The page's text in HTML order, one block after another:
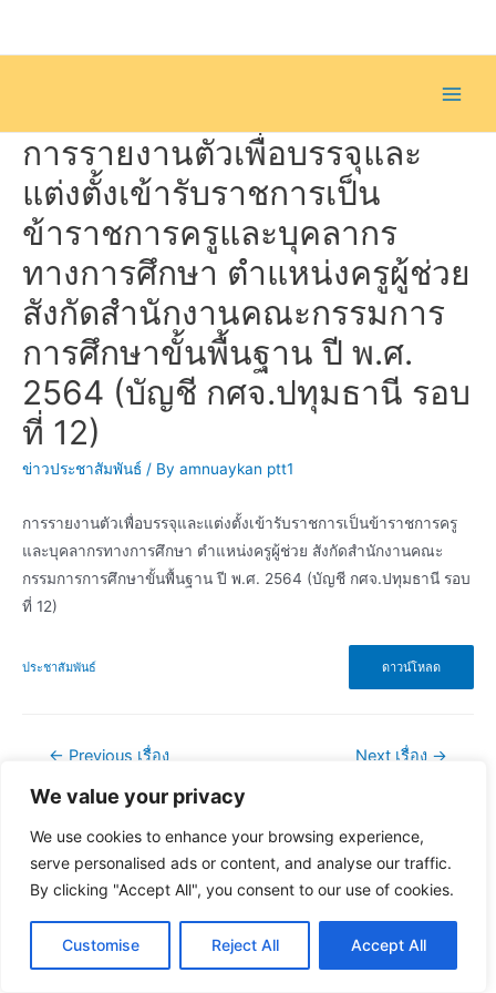
We value your privacy
We use cookies to enhance your browsing experience,
serve personalised ads or content, and analyse our traffic.
By clicking "Accept All", you consent to our use of cookies.
Customise Reject All Accept All
การรายงานตัวเพื่อบรรจุและ
แต่งตั้งเข้ารับราชการเป็น
ข้าราชการครูและบุคลากร
ทางการศึกษา ตำแหน่งครูผู้ช่วย
สังกัดสำนักงานคณะกรรมการ
การศึกษาขั้นพื้นฐาน ปี พ.ศ.
2564 (บัญชี กศจ.ปทุมธานี รอบ
ที่ 12)
ข่าวประชาสัมพันธ์ / By amnuaykan ptt1
การรายงานตัวเพื่อบรรจุและแต่งตั้งเข้ารับราชการเป็นข้าราชการครู
และบุคลากรทางการศึกษา ตำแหน่งครูผู้ช่วย สังกัดสำนักงานคณะ
กรรมการการศึกษาขั้นพื้นฐาน ปี พ.ศ. 2564 (บัญชี กศจ.ปทุมธานี รอบ
ที่ 12)
ประชาสัมพันธ์ ดาวน์โหลด
แนะแนว
← Previous เรื่อง Next เรื่อง →